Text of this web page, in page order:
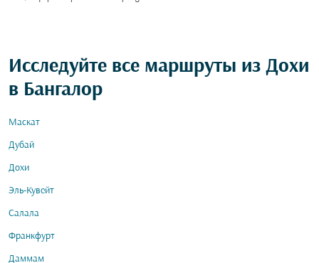
Исследуйте все маршруты из Дохи
в Бангалор
Маскат
Дубай
Дохи
Эль-Кувейт
Салала
Франкфурт
Даммам